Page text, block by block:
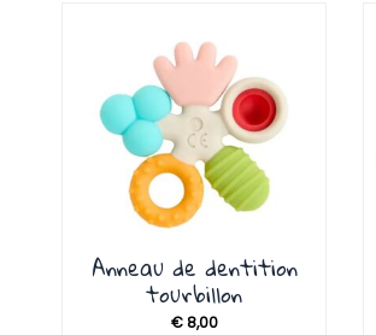
Anneau de dentition
tourbillon
€8,00